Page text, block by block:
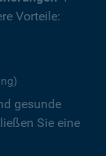
Vorteile:
gesunde
Sie eine